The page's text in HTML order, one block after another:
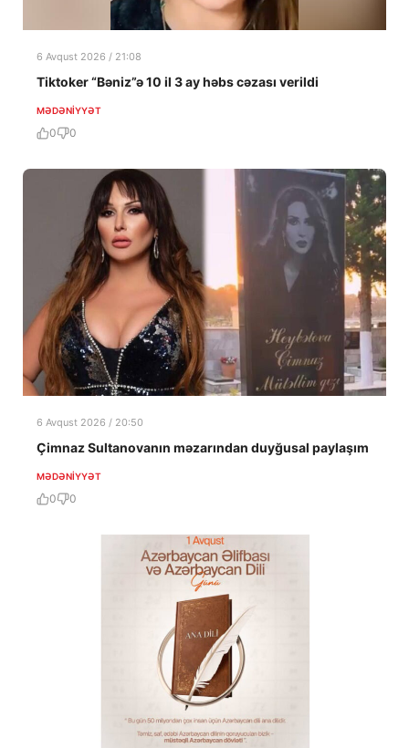
6 Avqust 2026 / 21:08
Tiktoker “Bəniz”ə 10 il 3 ay həbs cəzası verildi
MƏDƏNIYYƏT
0 0
6 Avqust 2026 / 20:50
Çimnaz Sultanovanın məzarından duyğusal paylaşım
MƏDƏNIYYƏT
0 0